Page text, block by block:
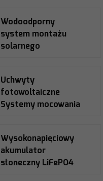
Wodoodporny
system montażu
solarnego
Uchwyty
fotowoltaiczne
Systemy mocowania
Wysokonapięciowy
akumulator
słoneczny LiFePO4